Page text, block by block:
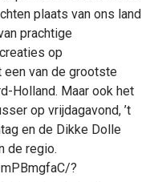
plaats van ons land
prachtige
op
van de grootste
Holland. Maar ook het
op vrijdagavond, ’t
en de Dikke Dolle
de regio.
?